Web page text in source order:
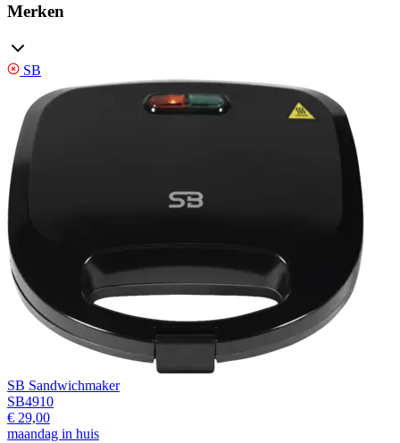
Merken
SB
SB Sandwichmaker
SB4910
€ 29,00
maandag in huis